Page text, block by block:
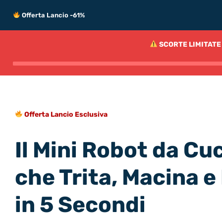
Offerta Lancio -61%
SCORTE
Offerta Lancio Esclusiva
Il Mini Robot da
che Trita, Macina
in 5 Secondi